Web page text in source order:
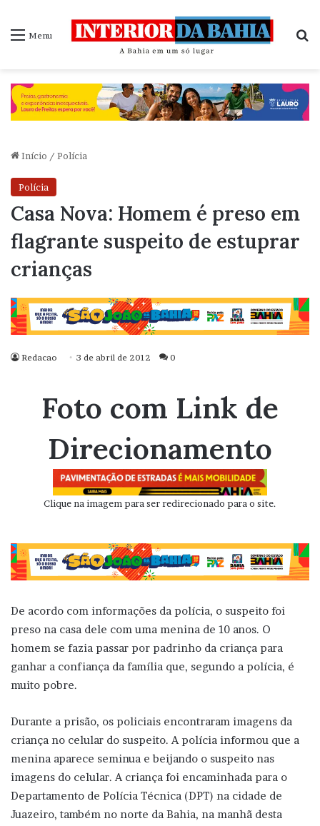
Menu
Início / Polícia
Polícia
Casa Nova: Homem é preso em
flagrante suspeito de estuprar
crianças
Redacao 3 de abril de 2012 0
Foto com Link de
Direcionamento
Clique na imagem para ser redirecionado para o site.
De acordo com informações da polícia, o suspeito foi
preso na casa dele com uma menina de 10 anos. O
homem se fazia passar por padrinho da criança para
ganhar a confiança da família que, segundo a polícia, é
muito pobre.
Durante a prisão, os policiais encontraram imagens da
criança no celular do suspeito. A polícia informou que a
menina aparece seminua e beijando o suspeito nas
imagens do celular. A criança foi encaminhada para o
Departamento de Polícia Técnica (DPT) na cidade de
Juazeiro, também no norte da Bahia, na manhã desta